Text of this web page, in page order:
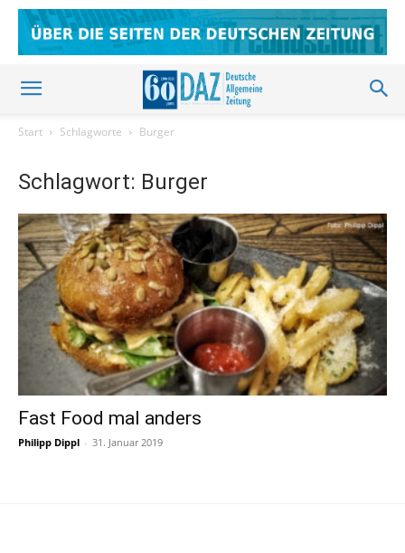
Start Schlagworte Burger
Schlagwort: Burger
Fast Food mal anders
Philipp Dippl - 31. Januar 2019